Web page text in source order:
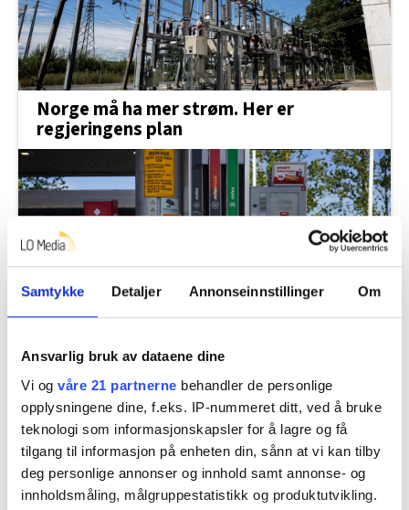
Samtykke Detaljer Annonseinnstillinger Om
Ansvarlig bruk av dataene dine
Vi og våre 21 partnerne behandler de personlige
opplysningene dine, f.eks. IP-nummeret ditt, ved å bruke
teknologi som informasjonskapsler for å lagre og få
tilgang til informasjon på enheten din, sånn at vi kan tilby
deg personlige annonser og innhold samt annonse- og
innholdsmåling, målgruppestatistikk og produktutvikling.
Norge må ha mer strøm. Her er
regjeringens plan
Fortsatt ikke enige om drivstoff. Nytt
hastemøte fredag